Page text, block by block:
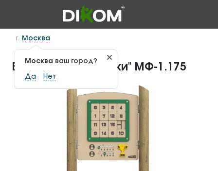
г. Москва
Москва ваш город?
Да Нет
Бизиборд "Пятнашки" МФ-1.175